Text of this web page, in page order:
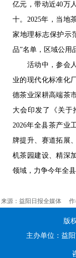
亿元，带动近40万
十。2025年，当地
家地理标志保护示
品”名单，区域公用
活动中，参会人
业的现代化标准化
德茶业深耕高端茶
大会印发了《关于
2026年全县茶产业
牌提升、赛道拓展
机茶园建设、精深
领域，力争今年全
来源：益阳日报全媒体 作
版
主办单位：益